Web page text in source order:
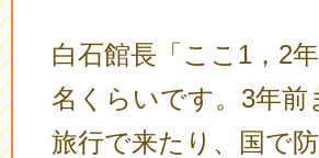
白石館長「ここ1，2
名くらいです。3年前
旅行で来たり、国で